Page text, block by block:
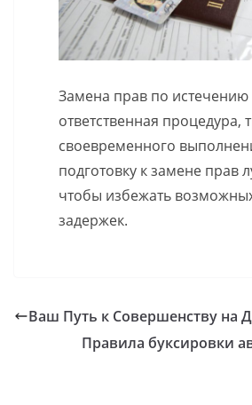
Замена прав по истечению
ответственная процедура,
своевременного
подготовку к замене прав
чтобы избежать
задержек.
Ваш Путь к Совершенству на
Правила буксировки